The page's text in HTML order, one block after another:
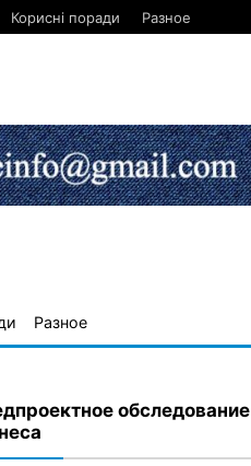
Корисні поради Разное
Разное
обследование